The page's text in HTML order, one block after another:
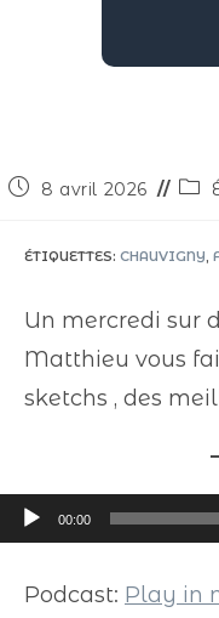
8 avril 2026
ÉTIQUETTES: CHAUVIGNY,
Un mercredi sur
Matthieu vous
sketchs , des
Lecteur
audio
00:00
Podcast: Play in